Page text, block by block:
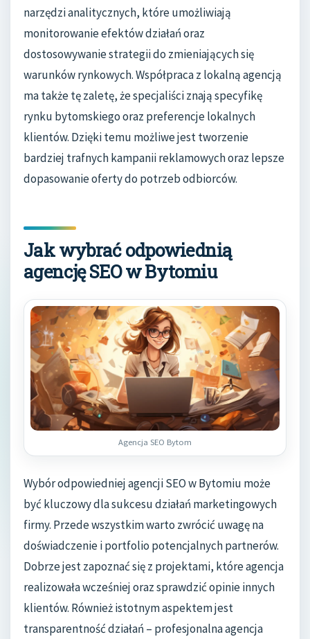
narzędzi analitycznych, które umożliwiają
monitorowanie efektów działań oraz
dostosowywanie strategii do zmieniających się
warunków rynkowych. Współpraca z lokalną agencją
ma także tę zaletę, że specjaliści znają specyfikę
rynku bytomskiego oraz preferencje lokalnych
klientów. Dzięki temu możliwe jest tworzenie
bardziej trafnych kampanii reklamowych oraz lepsze
dopasowanie oferty do potrzeb odbiorców.
Jak wybrać odpowiednią
agencję SEO w Bytomiu
Agencja SEO Bytom
Wybór odpowiedniej agencji SEO w Bytomiu może
być kluczowy dla sukcesu działań marketingowych
firmy. Przede wszystkim warto zwrócić uwagę na
doświadczenie i portfolio potencjalnych partnerów.
Dobrze jest zapoznać się z projektami, które agencja
realizowała wcześniej oraz sprawdzić opinie innych
klientów. Również istotnym aspektem jest
transparentność działań – profesjonalna agencja